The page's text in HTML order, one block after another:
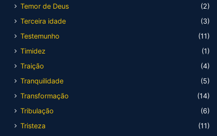
Temor de Deus
(2)
Terceira idade
(3)
Testemunho
(11)
Timidez
(1)
Traição
(4)
Tranquilidade
(5)
Transformação
(14)
Tribulação
(6)
Tristeza
(11)